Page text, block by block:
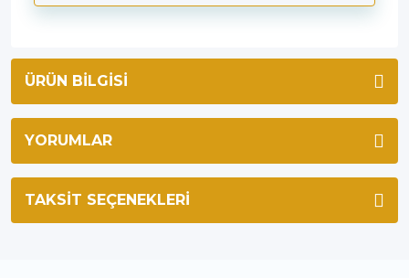
ÜRÜN BILGISI
YORUMLAR
TAKSIT SEÇENEKLERI